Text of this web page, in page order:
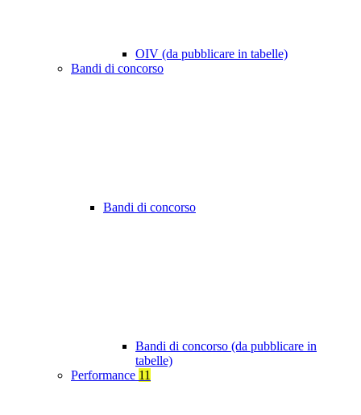
OIV (da pubblicare in tabelle)
Bandi di concorso
Bandi di concorso
Bandi di concorso (da pubblicare in
tabelle)
Performance 11